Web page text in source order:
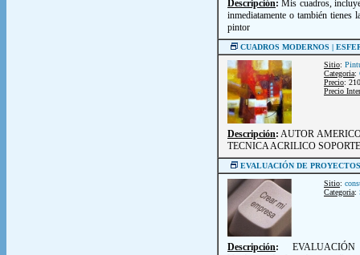
Descripción: Mis cuadros,
inmediatamente o también tienes
pintor
CUADROS MODERNOS |
Sitio:
Categoria:
Precio:
Precio
Descripción: AUTOR
TECNICA ACRILICO
EVALUACIÓN DE
Sitio:
Categoria:
Descripción: